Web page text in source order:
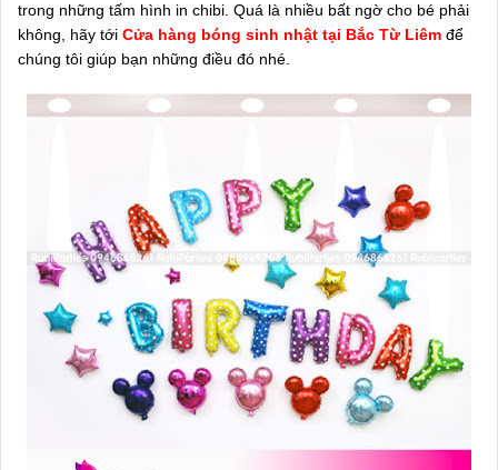
trong những tấm hình in chibi. Quá là nhiều bất ngờ cho bé phải
không, hãy tới Cửa hàng bóng sinh nhật tại Bắc Từ Liêm để
chúng tôi giúp bạn những điều đó nhé.